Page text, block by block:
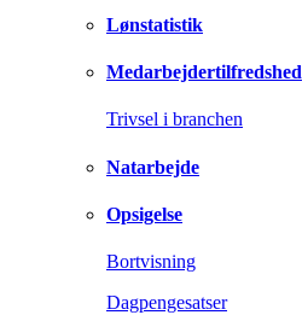
Lønstatistik
Medarbejdertilfredshed
Trivsel i branchen
Natarbejde
Opsigelse
Bortvisning
Dagpengesatser